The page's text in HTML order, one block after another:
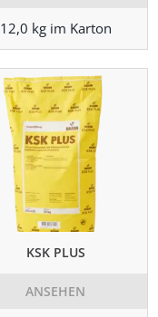
12,0 kg im Karton
KSK PLUS
ANSEHEN